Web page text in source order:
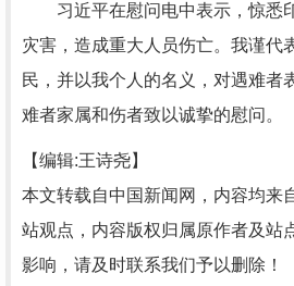
习近平在慰问电中表示，惊悉印
灾害，造成重大人员伤亡。我谨代
民，并以我个人的名义，对遇难者
难者家属和伤者致以诚挚的慰问。
【编辑:王诗尧】
本文转载自中国新闻网，内容均来
站观点，内容版权归属原作者及站
影响，请及时联系我们予以删除！